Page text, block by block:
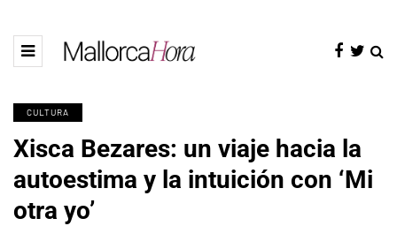
CULTURA
Xisca Bezares: un viaje hacia la
autoestima y la intuición con ‘Mi
otra yo’